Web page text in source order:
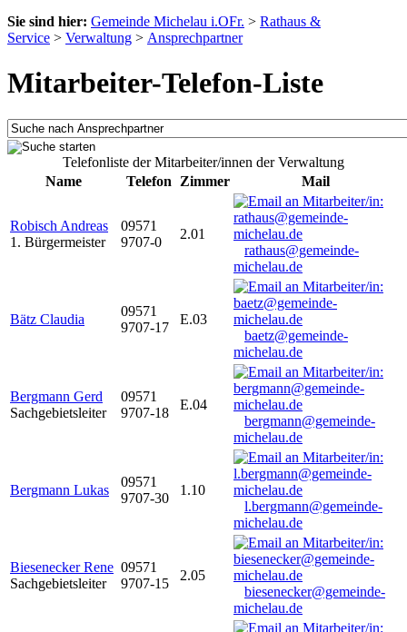
Sie sind hier: Gemeinde Michelau i.OFr. > Rathaus &
Service > Verwaltung > Ansprechpartner
Mitarbeiter-Telefon-Liste
Telefonliste der Mitarbeiter/innen der Verwaltung
Name
Telefon Zimmer Mail
Robisch Andreas
1. Bürgermeister
09571
9707-0
2.01
rathaus@gemeinde-
michelau.de
Bätz Claudia
09571
9707-17
E.03
baetz@gemeinde-
michelau.de
Bergmann Gerd
Sachgebietsleiter
09571
9707-18
E.04
bergmann@gemeinde-
michelau.de
Bergmann Lukas
09571
9707-30
1.10
l.bergmann@gemeinde-
michelau.de
Biesenecker Rene
Sachgebietsleiter
09571
9707-15
2.05
biesenecker@gemeinde-
michelau.de